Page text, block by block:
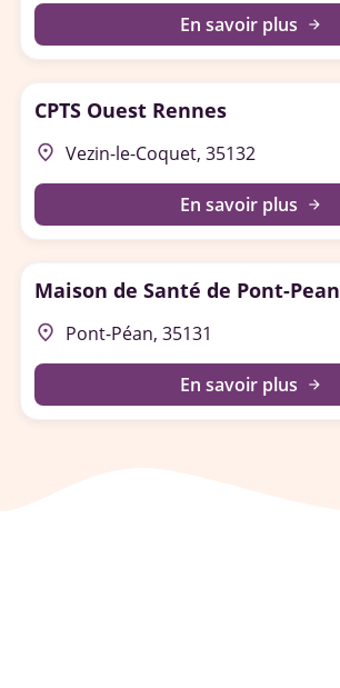
En savoir plus arrow_forward
CPTS Ouest Rennes
place Vezin-le-Coquet, 35132
En savoir plus arrow_forward
Maison de Santé de Pont-Pean
place Pont-Péan, 35131
En savoir plus arrow_forward